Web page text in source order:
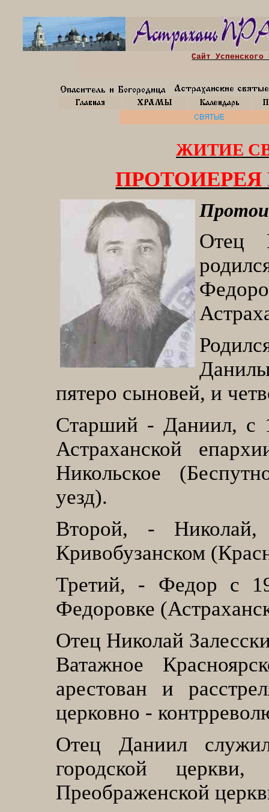
Сайт
ЖИТИЕ
ПРОТОИЕРЕЯ
Отец
пятеро сыновей, и
Старший - Даниил, с
Астраханской
Никольское
уезд).
Второй, -
Кривобузанском
Третий, - Федор с
Федоровке
Отец Николай
Ватажное
арестован и
церковно -
Отец Даниил
городской
Преображенской